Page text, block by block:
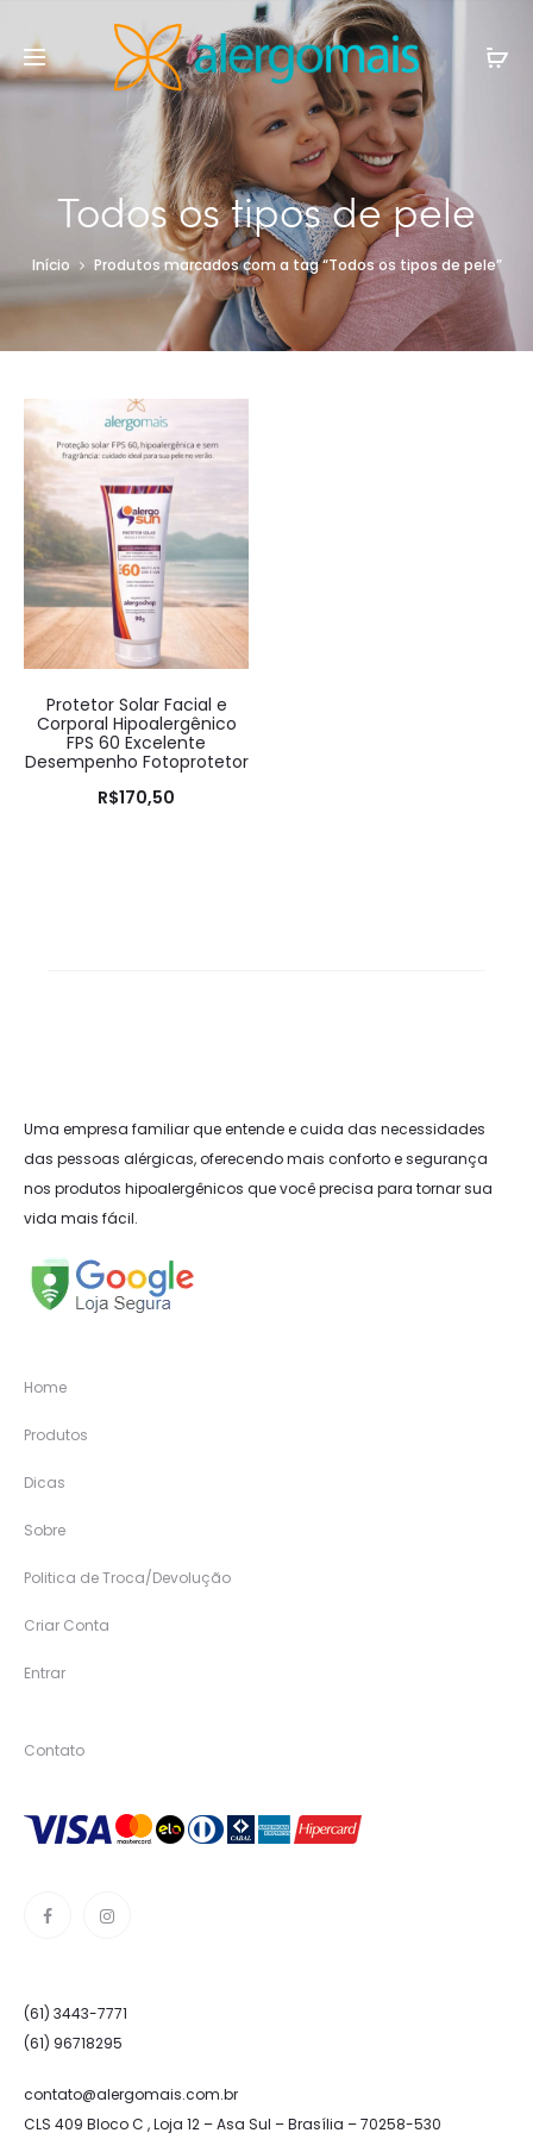
Todos os tipos de pele
Início Produtos marcados com a tag “Todos os tipos de pele”
Protetor Solar Facial e
Corporal Hipoalergênico
FPS 60 Excelente
Desempenho Fotoprotetor
R$170,50
Uma empresa familiar que entende e cuida das necessidades
das pessoas alérgicas, oferecendo mais conforto e segurança
nos produtos hipoalergênicos que você precisa para tornar sua
vida mais fácil.
Home
Produtos
Dicas
Sobre
Politica de Troca/Devolução
Criar Conta
Entrar
Contato
(61) 3443-7771
(61) 96718295
contato@alergomais.com.br
CLS 409 Bloco C , Loja 12 – Asa Sul – Brasília – 70258-530